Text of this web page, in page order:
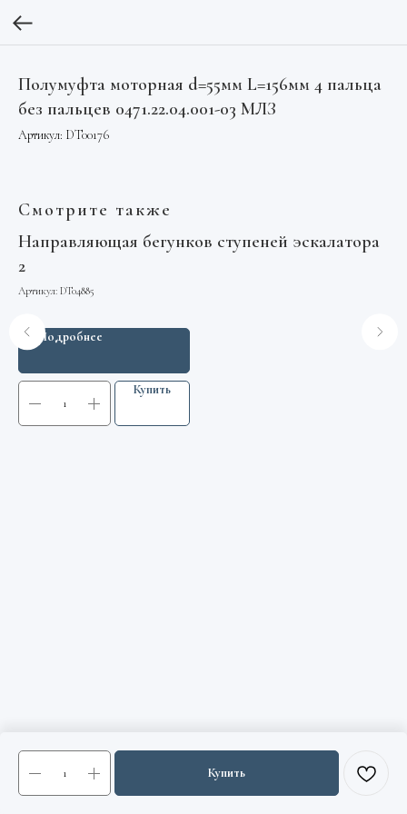
Полумуфта моторная d=55мм L=156мм 4 пальца
без пальцев 0471.22.04.001-03 МЛЗ
Артикул: DT00176
Купить
Смотрите также
Направляющая бегунков ступеней эскалатора
2
Артикул: DT04885
Подробнее
Купить